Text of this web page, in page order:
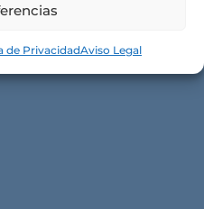
de PrivacidadAviso Legal